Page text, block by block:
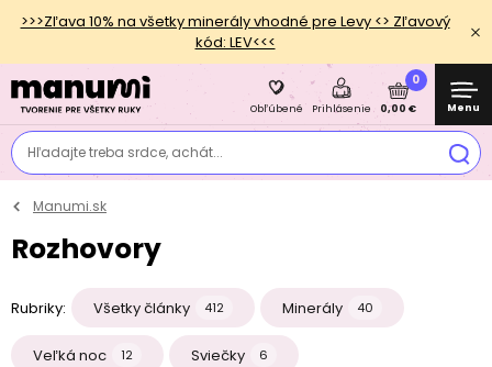
>>>Zľava 10% na všetky minerály vhodné pre Levy <> Zľavový
kód: LEV<<<
Hľadajte treba srdce, achát...
Obľúbené Prihlásenie
0
0,00 € Menu
Manumi.sk
Rozhovory
Rubriky: Všetky články 412 Minerály 40
Veľká noc 12 Sviečky 6